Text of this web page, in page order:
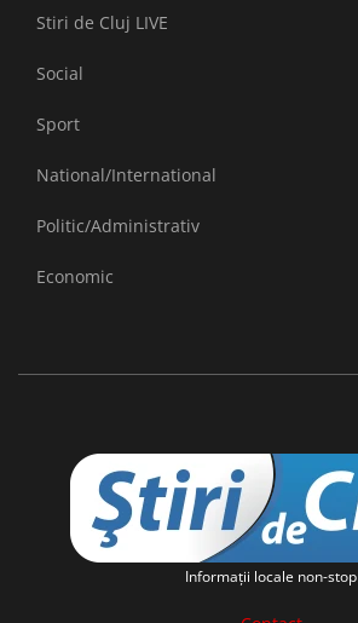
Stiri de Cluj LIVE
Social
Sport
National/International
Politic/Administrativ
Economic
Informaţii locale non-stop